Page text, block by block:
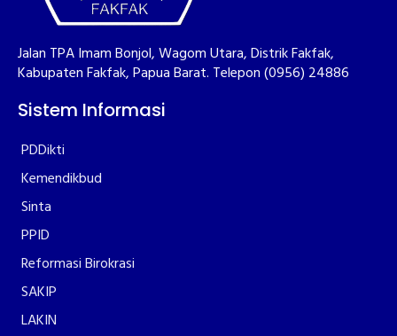
Jalan TPA Imam Bonjol, Wagom Utara, Distrik Fakfak,
Kabupaten Fakfak, Papua Barat. Telepon (0956) 24886
Sistem Informasi
PDDikti
Kemendikbud
Sinta
PPID
Reformasi Birokrasi
SAKIP
LAKIN